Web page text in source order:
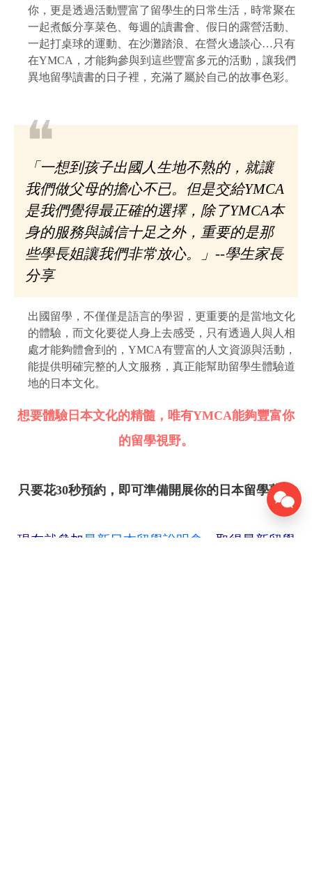
你，更是透過活動豐富了留學生的日常生活，時常聚在
一起煮飯分享菜色、每週的讀書會、假日的露營活動、
一起打桌球的運動、在沙灘踏浪、在營火邊談心…只有
在YMCA，才能夠參與到這些豐富多元的活動，讓我們
異地留學讀書的日子裡，充滿了屬於自己的故事色彩。
❝
「一想到孩子出國人生地不熟的，就讓
我們做父母的擔心不已。但是交給YMCA
是我們覺得最正確的選擇，除了YMCA本
身的服務與誠信十足之外，重要的是那
些學長姐讓我們非常放心。」--學生家長
分享
出國留學，不僅僅是語言的學習，更重要的是當地文化
的體驗，而文化要從人身上去感受，只有透過人與人相
處才能夠體會到的，YMCA有豐富的人文資源與活動，
能提供明確完整的人文服務，真正能幫助留學生體驗道
地的日本文化。
想要體驗日本文化的精髓， 唯有YMCA能夠豐富你
的留學視野。
只要花30秒預約，即可準備開展你的日本留學夢。
現在就參加 最新日本留學說明會 ，取得最新留學